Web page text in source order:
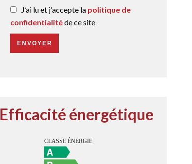
J’ai lu et j'accepte la politique de
confidentialitéde ce site
ENVOYER
Efficacité énergétique